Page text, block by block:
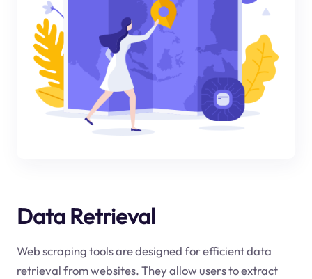
Data Retrieval
Web scraping tools are designed for efficient data
retrieval from websites. They allow users to extract